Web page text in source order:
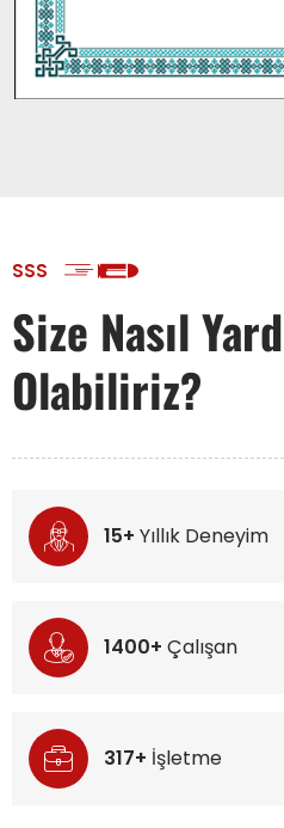
SSS
Size Nasıl
Olabiliriz?
15+ Yıllık Deneyim
1400+ Çalışan
317+ İşletme